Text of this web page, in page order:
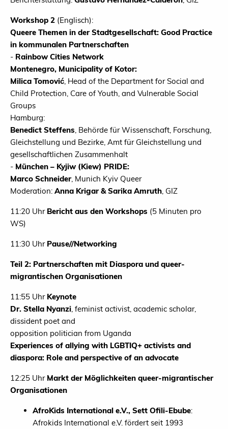
Workshop 2 (Englisch):
Queere Themen in der Stadtgesellschaft: Good Practice
in kommunalen Partnerschaften
- Rainbow Cities Network
Montenegro, Municipality of Kotor:
Milica Tomović , Head of the Department for Social and
Child Protection, Care of Youth, and Vulnerable Social
Groups
Hamburg:
Benedict Steffens , Behörde für Wissenschaft, Forschung,
Gleichstellung und Bezirke, Amt für Gleichstellung und
gesellschaftlichen Zusammenhalt
- München – Kyjiw (Kiew) PRIDE:
Marco Schneider, Munich Kyiv Queer
Moderation: Anna Krigar & Sarika Amruth , GIZ
11:20 Uhr Bericht aus den Workshops (5 Minuten pro
WS)
11:30 Uhr Pause//Networking
Teil 2: Partnerschaften mit Diaspora und queer-
migrantischen Organisationen
11:55 UhrKeynote
Dr. Stella Nyanzi , feminist activist, academic scholar,
dissident poet and
opposition politician from Uganda
Experiences of allying with LGBTIQ+ activists and
diaspora: Role and perspective of an advocate
12:25 UhrMarkt der Möglichkeiten queer-migrantischer
Organisationen
AfroKids International e.V., Sett Ofili-Ebube:
Afrokids International e.V. fördert seit 1993